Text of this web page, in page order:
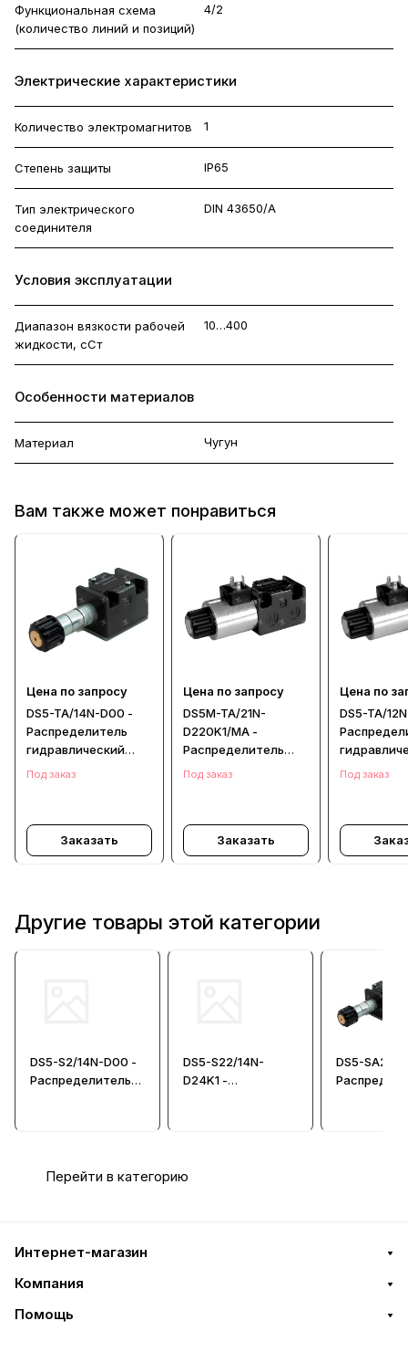
Функциональная схема
(количество линий и позиций)
4/2
Электрические характеристики
Количество электромагнитов 1
Степень защиты IP65
Тип электрического
соединителя
DIN 43650/A
Условия эксплуатации
Диапазон вязкости рабочей
жидкости, сСт
10…400
Особенности материалов
Материал Чугун
Вам также может понравиться
Цена по запросу
DS5-TA/14N-D00 -
Распределитель
гидравлический
CETOP 05
Под заказ
Заказать
Цена по запросу
DS5M-TA/21N-
D220K1/MA -
Распределитель
гидравлический
Под заказ
Заказать
Цена по
DS5-TA/
Под заказ
Другие товары этой категории
DS5-S2/14N-D00 -
Распределитель
DS5-S22/14N-
D24K1 -
DS5-SA2/
Перейти в категорию
Интернет-магазин
Компания
Помощь